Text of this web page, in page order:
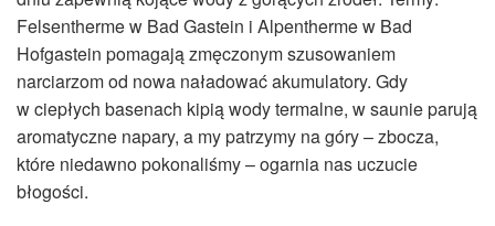
Felsentherme w Bad Gastein i Alpentherme w Bad
Hofgastein pomagają zmęczonym szusowaniem
narciarzom od nowa naładować akumulatory. Gdy
w ciepłych basenach kipią wody termalne, w saunie parują
aromatyczne napary, a my patrzymy na góry – zbocza,
które niedawno pokonaliśmy – ogarnia nas uczucie
błogości.